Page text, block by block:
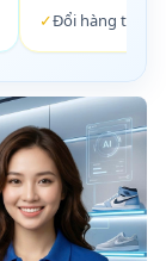
✓Đổi hàng trong